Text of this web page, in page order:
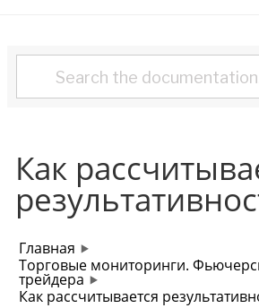
Как
Главная
Торговые мониторинги.
трейдера
Как рассчитывается